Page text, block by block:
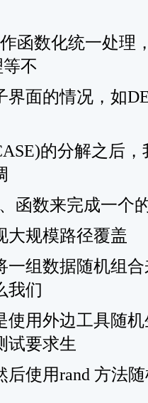
数化统一处理
等不
面的情况，如
的分解之后，
数来完成一个的
规模路径覆盖
组数据随机组合
我们
用外边工具随机
试要求生
使用rand 方法随